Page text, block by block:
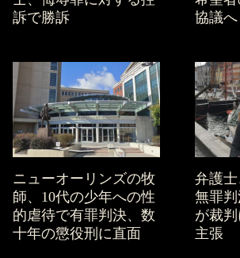
訴で勝訴
協議へ
ニューオーリンズの牧
師、10代の少年への性
的虐待で有罪判決、数
十年の懲役刑に直面
弁護
無罪
が裁
主張